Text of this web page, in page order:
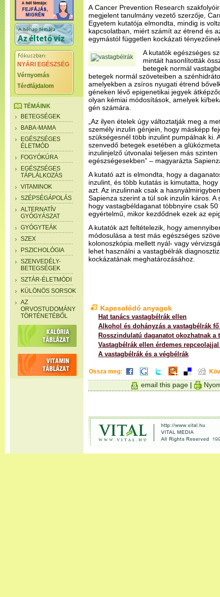
NYÁRI EGÉSZSÉG
Vérnyomás
Térdfájdalom
TÉMÁINK
BETEGSÉGEK
BABA-MAMA
EGÉSZSÉGES
ÉLETMÓD
FOGYÓKÚRA
EGÉSZSÉGES
TÁPLÁLKOZÁS
VITAMINOK
SZÉPSÉGÁPOLÁS
ALTERNATÍV
GYÓGYÁSZAT
GYÓGYTEÁK
SZEX
PSZICHOLÓGIA
SZENVEDÉLY-
BETEGSÉGEK
SZTÁR-ÉLETMÓDI
KÜLÖNÖS SORSOK
AZ
ORVOSTUDOMÁNY
TÖRTÉNETÉBŐL
A Cancer Prevention Research
megjelent tanulmány vezető szerzője,
Egyetem kutatója elmondta, mindig is
kapcsolatban, miért számít az étrend és
egymástól független kockázati
A kutatók egészséges
mintáit hasonlították
betegek normál
betegek normál szöveteiben a
amelyekben a zsíros nyugati étrend
géneken lévő epigenetikai jegyek
olyan kémiai módosítások, amelyek ki/
gén számára.
„Az ilyen ételek úgy változtatják meg a
személy inzulin génjein, hogy másképp
szükségesnél több inzulint pumpálnak ki.
szenvedő betegek esetében a
inzulinjelző útvonalai teljesen más
egészségesekben” – magyarázta
A kutató azt is elmondta, hogy a
inzulint, és több kutatás is kimutatta,
azt. Az inzulinnak csak a
Sapienza szerint a túl sok inzulin káros.
hogy vastagbéldaganat többnyire csak
egyértelmű, mikor kezdődnek ezek az
A kutatók azt feltételezik, hogy
módosulása a test más egészséges
kolonoszkópia mellett nyál- vagy
lehet használni a vastagbélrák
kockázatának meghatározásához.
Kapcsolódó anyagok
Hat tanács vastagbélrák ellen
Alkohol és dohányzás a vastagbélrák
Rosszindulatú daganatot okozhatnak a
Vastagbélrák ellen érdemes
A vastagbélrák és a végbélrák
Ossza meg:
email this page |